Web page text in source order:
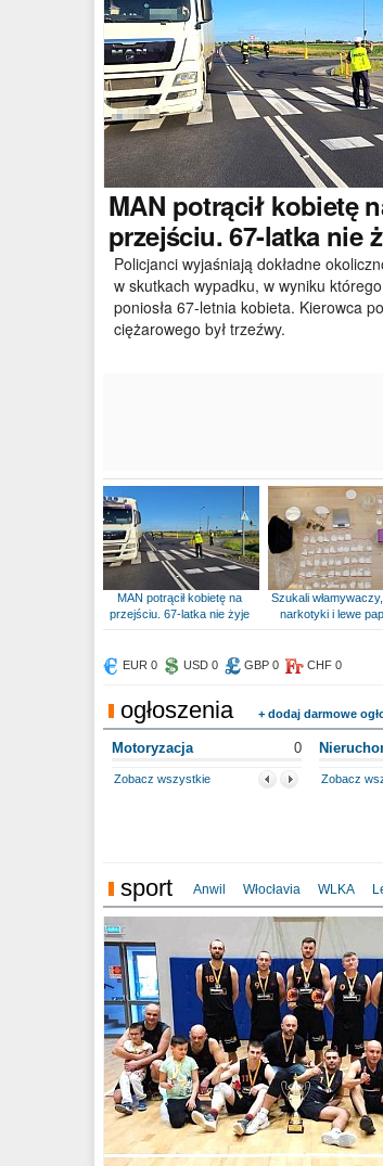
MAN potrącił kobietę
przejściu. 67-latka nie
Policjanci wyjaśniają dokładne
w skutkach wypadku, w wyniku
poniosła 67-letnia kobieta. Kierowca
ciężarowego był trzeźwy.
MAN potrącił kobietę na
przejściu. 67-latka nie żyje
Szukali
narkotyki i lewe
EUR 0 USD 0 GBP 0 CHF 0
ogłoszenia + dodaj darmowe
Motoryzacja 0
Zobacz wszystkie Zobacz
sport Anwil Włocłavia WLKA